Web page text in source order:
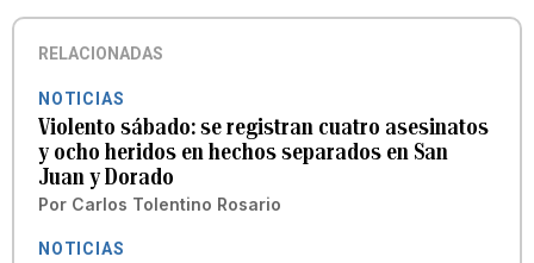
RELACIONADAS
NOTICIAS
Violento sábado: se registran cuatro asesinatos
y ocho heridos en hechos separados en San
Juan y Dorado
Por Carlos Tolentino Rosario
NOTICIAS